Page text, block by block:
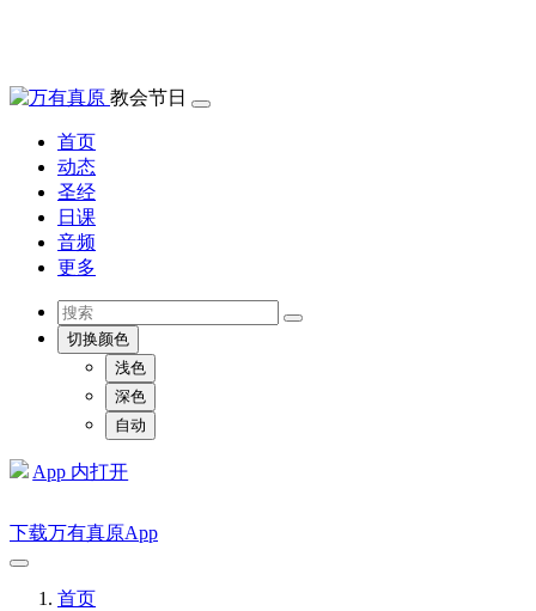
教会节日
首页
动态
圣经
日课
音频
更多
切换颜色
浅色
深色
自动
App 内打开
下载万有真原App
首页